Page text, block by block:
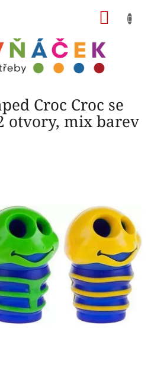
Croc Croc se
otvory, mix barev